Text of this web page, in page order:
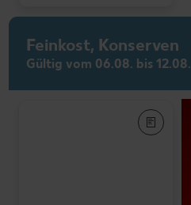
Feinkost, Konserven
Gültig vom 06.08. bis 12.08.